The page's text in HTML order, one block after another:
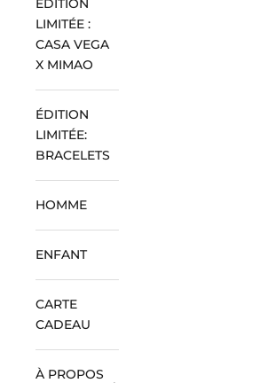
ÉDITION
LIMITÉE :
CASA VEGA
X MIMAO
ÉDITION
LIMITÉE:
BRACELETS
HOMME
ENFANT
CARTE
CADEAU
À PROPOS